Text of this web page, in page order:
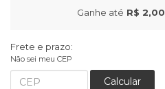
Ganhe até R$ 2,00
Frete e prazo:
Não sei meu CEP
Calcular